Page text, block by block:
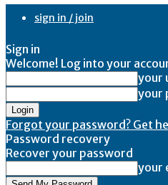
sign in / join
Sign in
Welcome! Log into your
your
your
Forgot your password? Get
Password recovery
Recover your password
your